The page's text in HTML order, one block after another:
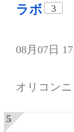
ラボ
3
08月07日
オリコンニ